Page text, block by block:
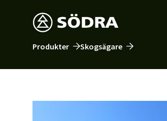
Produkter Skogsägare